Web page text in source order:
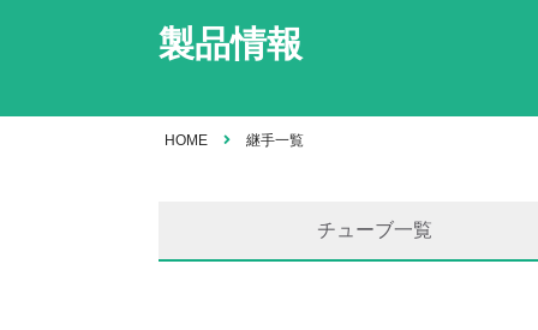
製品情報
HOME 継手一覧
チューブ一覧